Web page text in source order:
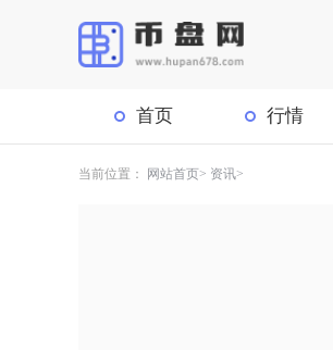
首页 行情
当前位置： 网站首页 资讯